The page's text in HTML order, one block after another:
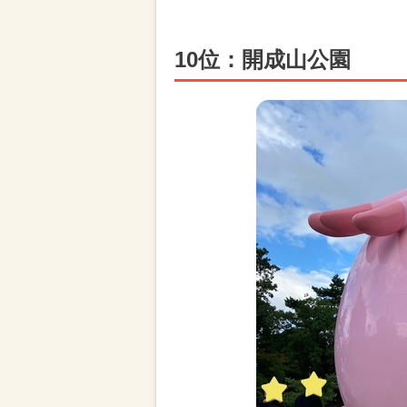
10位：開成山公園